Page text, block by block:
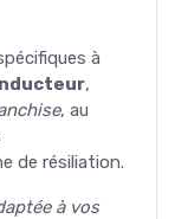
à
,
, au
de résiliation.
à vos